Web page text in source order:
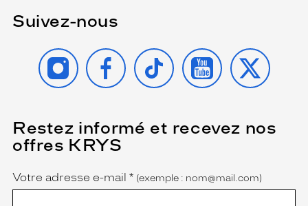
Suivez-nous
INSTAGRAMFACEBOOK
TIKTOK YOUTUBE
X
Restez informé et recevez nos
offres KRYS
Name
Votre adresse e-mail *
(Ce
champ
est
obligatoire)
(exemple : nom@mail.com)